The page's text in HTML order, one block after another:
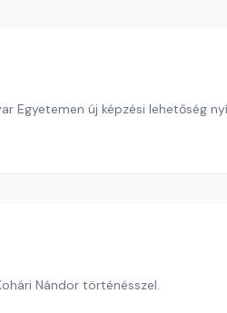
Egyetemen új képzési lehetőség
Nándor történésszel.